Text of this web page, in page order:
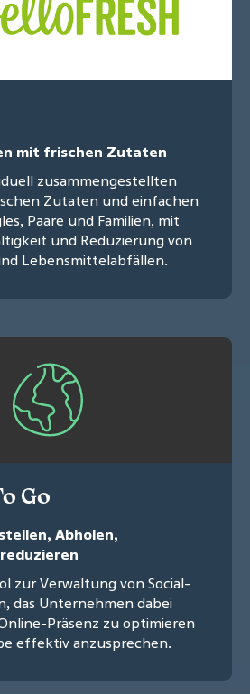
mit frischen Zutaten
zusammengestellten
Zutaten und einfachen
Paare und Familien, mit
und Reduzierung von
Lebensmittelabfällen.
Go
Abholen,
zur Verwaltung von Social-
das Unternehmen dabei
Präsenz zu optimieren
effektiv anzusprechen.